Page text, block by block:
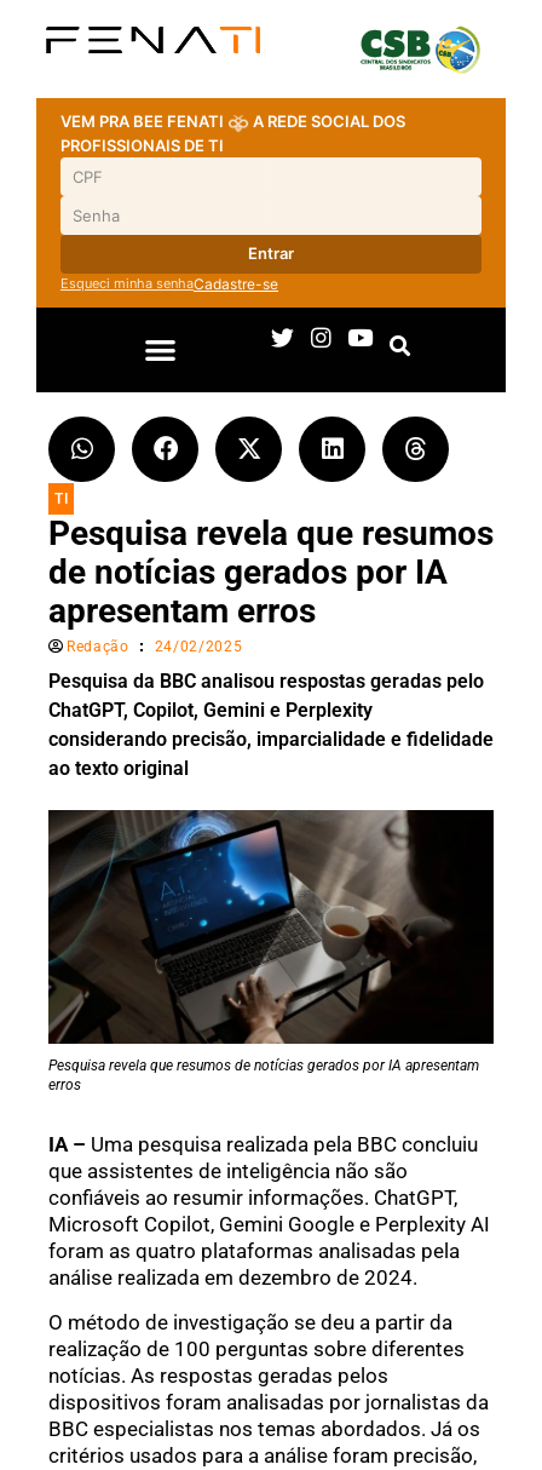
VEM PRA BEE FENATI
A REDE SOCIAL DOS
PROFISSIONAIS DE TI
Entrar
Esqueci minha senhaCadastre-se
TI
Pesquisa revela que resumos
de notícias gerados por IA
apresentam erros
Redação 24/02/2025
Pesquisa da BBC analisou respostas geradas pelo
ChatGPT, Copilot, Gemini e Perplexity
considerando precisão, imparcialidade e fidelidade
ao texto original
Pesquisa revela que resumos de notícias gerados por IA apresentam
erros
IA – Uma pesquisa realizada pela BBC concluiu
que assistentes de inteligência não são
confiáveis ao resumir informações. ChatGPT,
Microsoft Copilot, Gemini Google e Perplexity AI
foram as quatro plataformas analisadas pela
análise realizada em dezembro de 2024.
O método de investigação se deu a partir da
realização de 100 perguntas sobre diferentes
notícias. As respostas geradas pelos
dispositivos foram analisadas por jornalistas da
BBC especialistas nos temas abordados. Já os
critérios usados para a análise foram precisão,